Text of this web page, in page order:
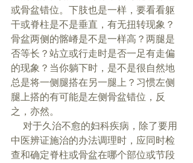
或骨盆错位。下肢也是一样，要看看躯
干或脊柱是不是垂直，有无扭转现象？
骨盆两侧的髂嵴是不是一样高？两腿是
否等长？站立或行走时是否一足有走偏
的现象？当你躺下时，是不是很自然地
总是将一侧腿搭在另一腿上？习惯左侧
腿上搭的有可能是左侧骨盆错位，反
之，亦然。
中医辨证施治的办法调理时，应同时检
查和确定脊柱或骨盆在哪个部位或节段